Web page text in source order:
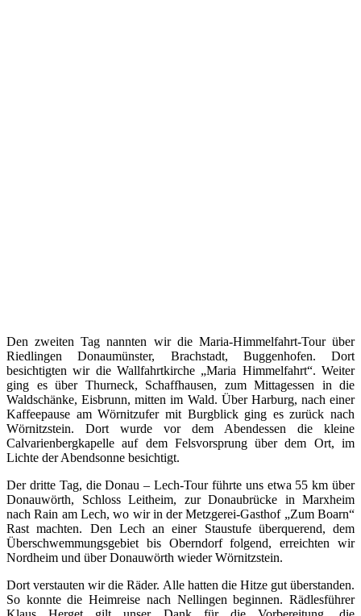
Den zweiten Tag nannten wir die Maria-Himmelfahrt-Tour über
Riedlingen Donaumünster, Brachstadt, Buggenhofen. Dort
besichtigten wir die Wallfahrtkirche „Maria Himmelfahrt“. Weiter
ging es über Thurneck, Schaffhausen, zum Mittagessen in die
Waldschänke, Eisbrunn, mitten im Wald. Über Harburg, nach einer
Kaffeepause am Wörnitzufer mit Burgblick ging es zurück nach
Wörnitzstein. Dort wurde vor dem Abendessen die kleine
Calvarienbergkapelle auf dem Felsvorsprung über dem Ort, im
Lichte der Abendsonne besichtigt.
Der dritte Tag, die Donau – Lech-Tour führte uns etwa 55 km über
Donauwörth, Schloss Leitheim, zur Donaubrücke in Marxheim
nach Rain am Lech, wo wir in der Metzgerei-Gasthof „Zum Boarn“
Rast machten. Den Lech an einer Staustufe überquerend, dem
Überschwemmungsgebiet bis Oberndorf folgend, erreichten wir
Nordheim und über Donauwörth wieder Wörnitzstein.
Dort verstauten wir die Räder. Alle hatten die Hitze gut überstanden.
So konnte die Heimreise nach Nellingen beginnen. Rädlesführer